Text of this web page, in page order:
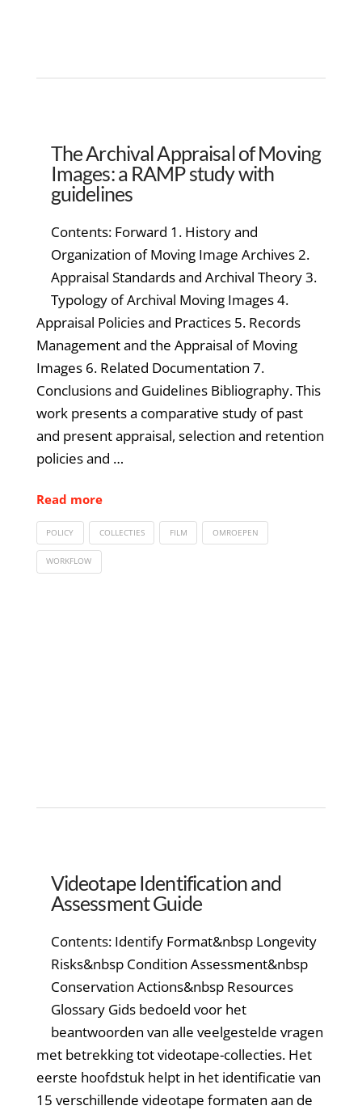
The Archival Appraisal of Moving
Images: a RAMP study with
guidelines
Contents: Forward 1. History and
Organization of Moving Image Archives 2.
Appraisal Standards and Archival Theory 3.
Typology of Archival Moving Images 4.
Appraisal Policies and Practices 5. Records
Management and the Appraisal of Moving
Images 6. Related Documentation 7.
Conclusions and Guidelines Bibliography. This
work presents a comparative study of past
and present appraisal, selection and retention
policies and …
Read more
POLICY COLLECTIES FILM OMROEPEN
WORKFLOW
Videotape Identification and
Assessment Guide
Contents: Identify Format&nbsp Longevity
Risks&nbsp Condition Assessment&nbsp
Conservation Actions&nbsp Resources
Glossary Gids bedoeld voor het
beantwoorden van alle veelgestelde vragen
met betrekking tot videotape-collecties. Het
eerste hoofdstuk helpt in het identificatie van
15 verschillende videotape formaten aan de